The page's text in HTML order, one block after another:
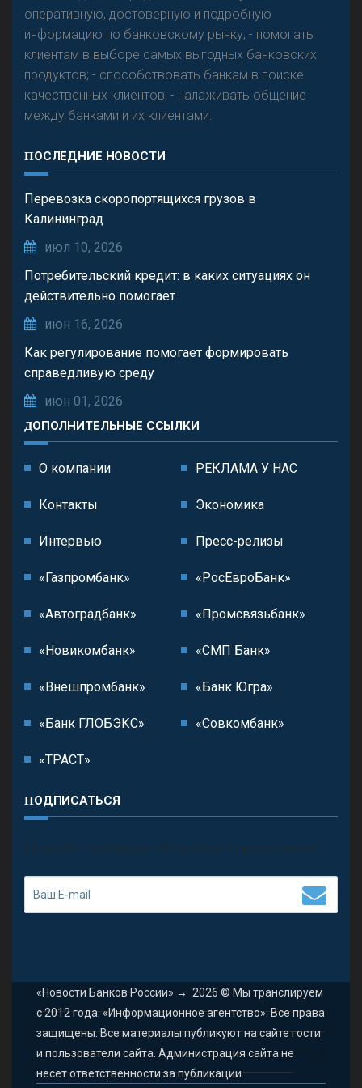
оперативную, достоверную и подробную
информацию по банковскому рынку; - помогать
клиентам в выборе самых выгодных банковских
продуктов; - способствовать банкам в поиске
качественных клиентов; - налаживать общение
между банками и их клиентами.
ПОСЛЕДНИЕ НОВОСТИ
Перевозка скоропортящихся грузов в
Калининград
июл 10, 2026
Потребительский кредит: в каких ситуациях он
действительно помогает
июн 16, 2026
Как регулирование помогает формировать
справедливую среду
июн 01, 2026
ДОПОЛНИТЕЛЬНЫЕ ССЫЛКИ
О компании РЕКЛАМА У НАС
Контакты Экономика
Интервью Пресс-релизы
«Газпромбанк» «РосЕвроБанк»
«Автоградбанк» «Промсвязьбанк»
«Новикомбанк» «СМП Банк»
«Внешпромбанк» «Банк Югра»
«Банк ГЛОБЭКС» «Совкомбанк»
«ТРАСТ»
ПОДПИСАТЬСЯ
П олучить последние обновления и предложения.
«Новости Банков России» → 2026 © Мы транслируем
с 2012 года. «Информационное агентство». Все права
защищены. Все материалы публикуют на сайте гости
и пользователи сайта. Администрация сайта не
несет ответственности за публикации.